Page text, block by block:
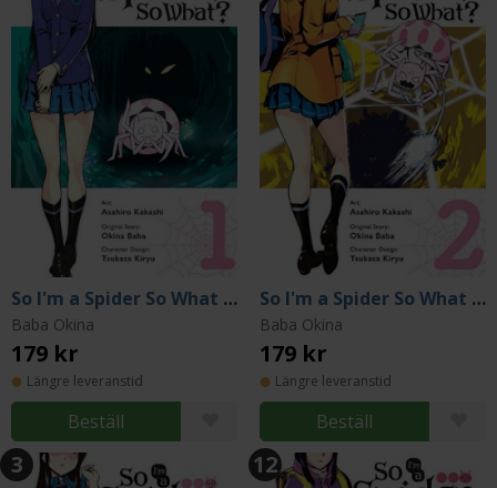
So I'm a Spider So What Vol 1
Baba Okina
179 kr
Längre leveranstid
Beställ
So I'm a Spider So What Vol 2
Baba Okina
179 kr
Längre leveranstid
Beställ
3 12